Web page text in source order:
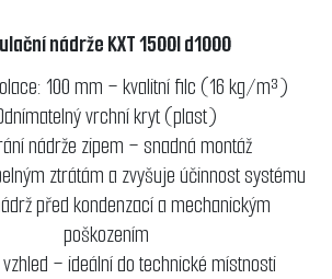
nádrže KXT 1500l d1000
100 mm – kvalitní filc (16 kg/m³)
vrchní kryt (plast)
nádrže zipem – snadná montáž
ztrátám a zvyšuje účinnost systému
před kondenzací a mechanickým
poškozením
– ideální do technické místnosti